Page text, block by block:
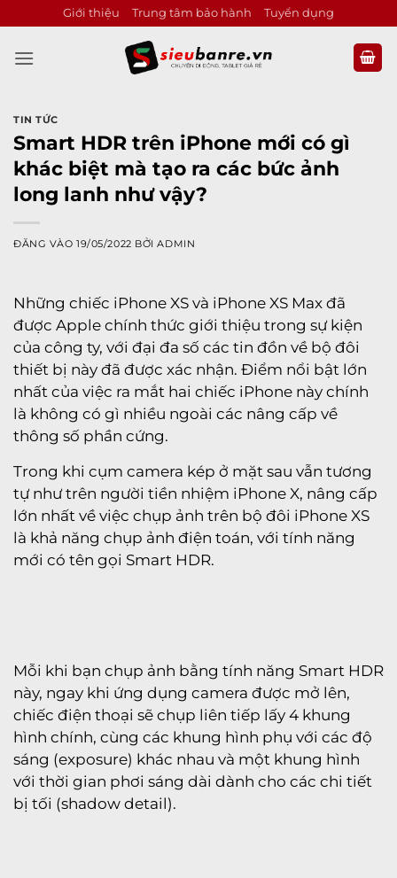
qua
nội
Giới thiệu Trung tâm bảo hành Tuyển dụng
TIN TỨC
Smart HDR trên iPhone mới có gì
khác biệt mà tạo ra các bức ảnh
long lanh như vậy?
ĐĂNG VÀO19/05/2022 BỞIADMIN
Những chiếc iPhone XS và iPhone XS Max đã
được Apple chính thức giới thiệu trong sự kiện
của công ty, với đại đa số các tin đồn về bộ đôi
thiết bị này đã được xác nhận. Điểm nổi bật lớn
nhất của việc ra mắt hai chiếc iPhone này chính
là không có gì nhiều ngoài các nâng cấp về
thông số phần cứng.
Trong khi cụm camera kép ở mặt sau vẫn tương
tự như trên người tiền nhiệm iPhone X, nâng cấp
lớn nhất về việc chụp ảnh trên bộ đôi iPhone XS
là khả năng chụp ảnh điện toán, với tính năng
mới có tên gọi Smart HDR.
Mỗi khi bạn chụp ảnh bằng tính năng Smart HDR
này, ngay khi ứng dụng camera được mở lên,
chiếc điện thoại sẽ chụp liên tiếp lấy 4 khung
hình chính, cùng các khung hình phụ với các độ
sáng (exposure) khác nhau và một khung hình
với thời gian phơi sáng dài dành cho các chi tiết
bị tối (shadow detail).